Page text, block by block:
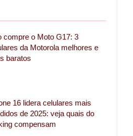
compre o Moto G17: 3
da Motorola melhores e
baratos
16 lidera celulares mais
de 2025: veja quais do
compensam